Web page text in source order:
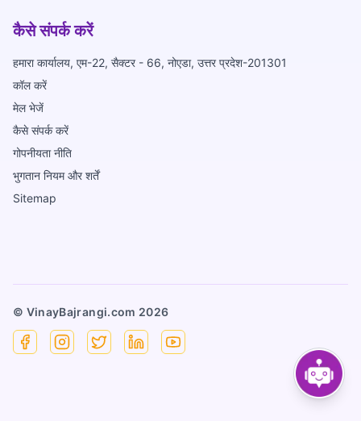
कैसे संपर्क करें
हमारा कार्यालय, एम-22, सैक्टर - 66, नोएडा, उत्तर प्रदेश-201301
कॉल करें
मेल भेजें
कैसे संपर्क करें
गोपनीयता नीति
भुगतान नियम और शर्तें
Sitemap
© VinayBajrangi.com 2026
FacebookInstagram
X LinkedinYouTube